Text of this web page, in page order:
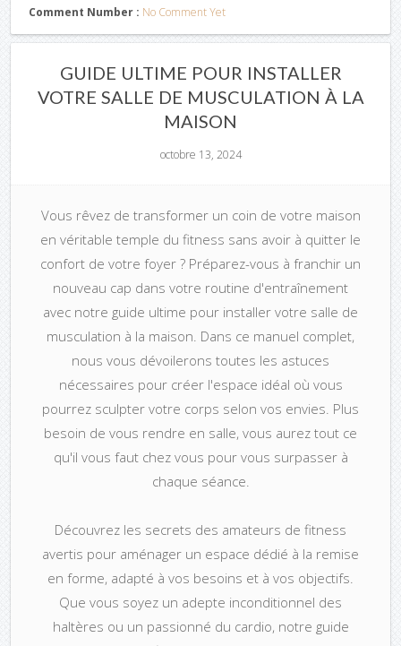
Comment Number : No Comment Yet
GUIDE ULTIME POUR INSTALLER
VOTRE SALLE DE MUSCULATION À LA
MAISON
octobre 13, 2024
Vous rêvez de transformer un coin de votre maison
en véritable temple du fitness sans avoir à quitter le
confort de votre foyer ? Préparez-vous à franchir un
nouveau cap dans votre routine d'entraînement
avec notre guide ultime pour installer votre salle de
musculation à la maison. Dans ce manuel complet,
nous vous dévoilerons toutes les astuces
nécessaires pour créer l'espace idéal où vous
pourrez sculpter votre corps selon vos envies. Plus
besoin de vous rendre en salle, vous aurez tout ce
qu'il vous faut chez vous pour vous surpasser à
chaque séance.
Découvrez les secrets des amateurs de fitness
avertis pour aménager un espace dédié à la remise
en forme, adapté à vos besoins et à vos objectifs.
Que vous soyez un adepte inconditionnel des
haltères ou un passionné du cardio, notre guide